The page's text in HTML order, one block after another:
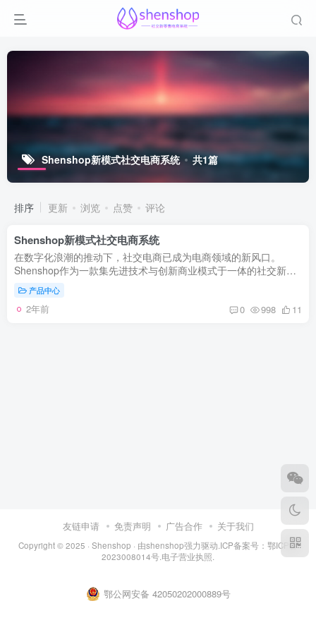
Shenshop新模式社交电商系统 共1篇
排序 更新 浏览 点赞 评论
Shenshop新模式社交电商系统
在数字化浪潮的推动下，社交电商已成为电商领域的新风口。
Shenshop作为一款集先进技术与创新商业模式于一体的社交新零
售电商系统，不仅融合了传统电商的便捷性，更融入了社交媒体的
互动元素，为...
产品中心
2年前 0 998 11
友链申请 免责声明 广告合作 关于我们
Copyright © 2025 · Shenshop · 由shenshop强力驱动.ICP备案号： 鄂ICP备
2023008014号 电子营业执照
鄂公网安备 42050202000889号